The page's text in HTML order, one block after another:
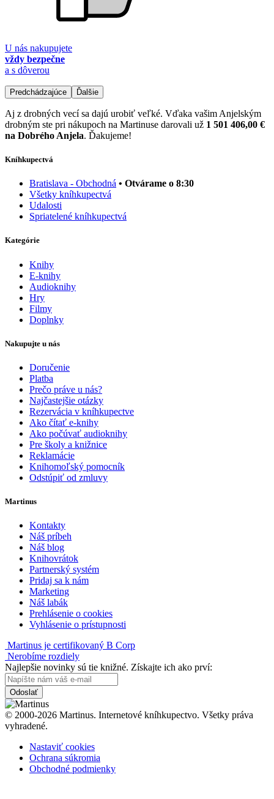
U nás nakupujete
vždy bezpečne
a s dôverou
Predchádzajúce Ďalšie
Aj z drobných vecí sa dajú urobiť veľké. Vďaka vašim Anjelským
drobným ste pri nákupoch na Martinuse darovali už 1 501 406,00 €
na Dobrého Anjela. Ďakujeme!
Kníhkupectvá
Bratislava - Obchodná • Otvárame o 8:30
Všetky kníhkupectvá
Udalosti
Spriatelené kníhkupectvá
Kategórie
Knihy
E-knihy
Audioknihy
Hry
Filmy
Doplnky
Nakupujte u nás
Doručenie
Platba
Prečo práve u nás?
Najčastejšie otázky
Rezervácia v kníhkupectve
Ako čítať e-knihy
Ako počúvať audioknihy
Pre školy a knižnice
Reklamácie
Knihomoľský pomocník
Odstúpiť od zmluvy
Martinus
Kontakty
Náš príbeh
Náš blog
Knihovrátok
Partnerský systém
Pridaj sa k nám
Marketing
Náš labák
Prehlásenie o cookies
Vyhlásenie o prístupnosti
Martinus je certifikovaný B Corp
Nerobíme rozdiely
Najlepšie novinky sú tie knižné. Získajte ich ako prví:
Odoslať
© 2000-2026 Martinus. Internetové kníhkupectvo. Všetky práva
vyhradené.
Nastaviť cookies
Ochrana súkromia
Obchodné podmienky